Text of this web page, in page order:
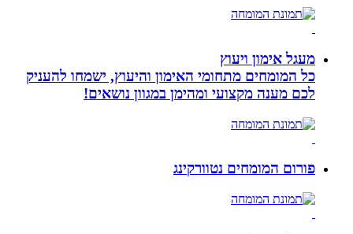
מעגל אימון ויעוץ
כל המומחים מתחומי האימון והיעוץ, ישמחו להעניק
לכם מענה מקצועי ומהימן במגוון נושאים!
פורום המומחים נטוורקינג